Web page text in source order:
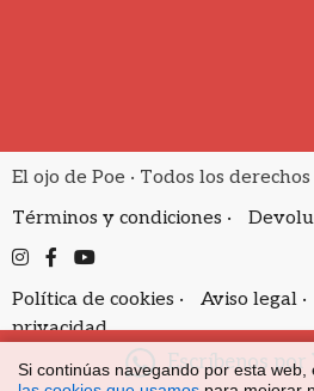
El ojo de Poe · Todos los
Términos y condiciones ·
Política de cookies · Aviso legal ·
privacidad
Escríbenos por
Si continúas navegando por esta